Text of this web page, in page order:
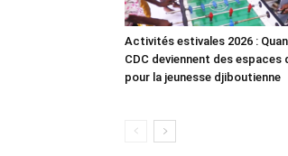
Activités estivales 2026 :
CDC deviennent des espaces
pour la jeunesse djiboutienne